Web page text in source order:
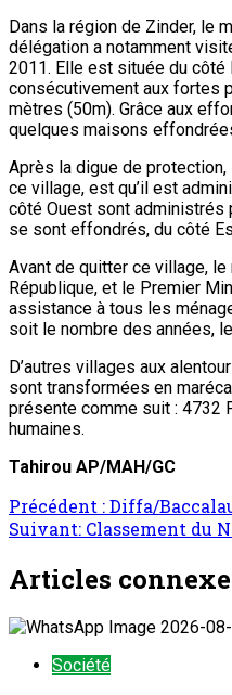
Dans la région de Zinder, le
délégation a notamment
2011. Elle est située du côté
consécutivement aux fortes
mètres (50m). Grâce aux
quelques maisons
Après la digue de protection,
ce village, est qu’il est
côté Ouest sont administrés
se sont effondrés, du côté
Avant de quitter ce village,
République, et le Premier
assistance à tous les
soit le nombre des années,
D’autres villages aux
sont transformées en
présente comme suit : 4732
humaines.
Tahirou AP/MAH/GC
Précédent :Diffa/
Suivant: Classement du
Articles
Société